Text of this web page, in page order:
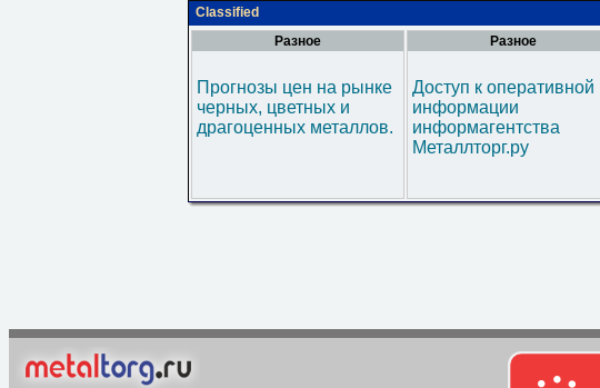
Classified
Разное
Прогнозы цен на рынке
черных, цветных и
драгоценных металлов.
Разное
Доступ к оперативной
информации
информагентства
Металлторг.ру